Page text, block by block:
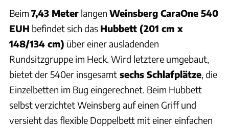
Beim 7,43 Meter langen Weinsberg CaraOne 540
EUH befindet sich das Hubbett (201 cm x
148/134 cm) über einer ausladenden
Rundsitzgruppe im Heck. Wird letztere umgebaut,
bietet der 540er insgesamt sechs Schlafplätze, die
Einzelbetten im Bug eingerechnet. Beim Hubbett
selbst verzichtet Weinsberg auf einen Griff und
versieht das flexible Doppelbett mit einer einfachen